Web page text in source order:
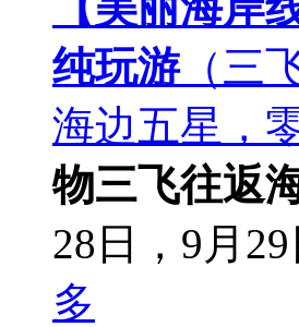
纯玩游（三
海边五星，
物三飞往返
28日，9月
多